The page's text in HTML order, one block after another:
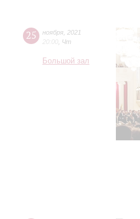
25 ноября 2021
20:00 Чт
Большой зал